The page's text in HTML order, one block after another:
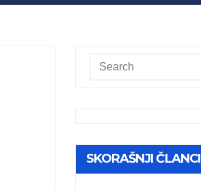
SKORAŠNJI ČLANCI